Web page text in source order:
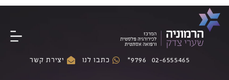
02-6555465
9796* כתבו לנו יצירת קשר